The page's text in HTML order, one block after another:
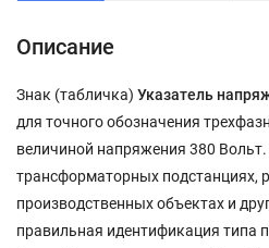
Описание
Знак (табличка) Указатель
для точного обозначения
величиной напряжения 380 Вольт.
трансформаторных подстанциях,
производственных объектах и
правильная идентификация типа